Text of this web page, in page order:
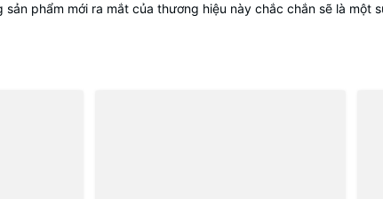
phẩm mới ra mắt của thương hiệu này chắc chắn sẽ là một